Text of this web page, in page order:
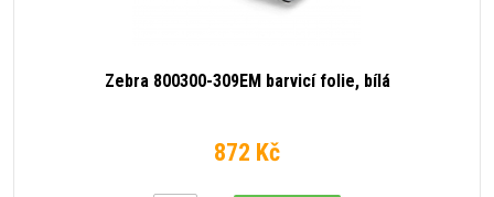
Zebra 800300-309EM barvicí folie, bílá
872 Kč